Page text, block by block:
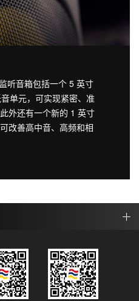
听音箱包括一个 5 英寸
单元，可实现紧密、准
外还有一个新的 1 英寸
改善高中音、高频和相